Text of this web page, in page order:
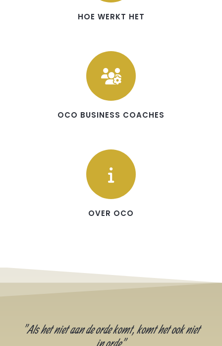
HOE WERKT HET
OCO BUSINESS COACHES
OVER OCO
"Als het niet aan de orde komt, komt het ook niet
in orde"